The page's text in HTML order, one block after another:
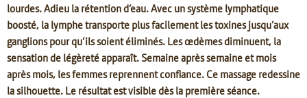
lourdes. Adieu la rétention d’eau. Avec un système lymphatique
boosté, la lymphe transporte plus facilement les toxines jusqu’aux
ganglions pour qu’ils soient éliminés. Les œdèmes diminuent, la
sensation de légèreté apparaît. Semaine après semaine et mois
après mois, les femmes reprennent confiance. Ce massage redessine
la silhouette. Le résultat est visible dès la première séance.